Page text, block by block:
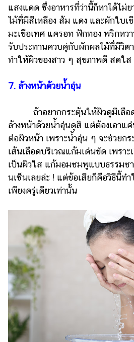
แสงแดด ซึ่งอาหารที่ว่านี้ก็หาได้ไม่
ไม้ที่มีสีเหลือง ส้ม แดง และผักใบเขี
มะเขือเทศ แครอท ฟักทอง พริกหว
รับประทานควบคู่กับผักผลไม้ที่มีวิต
ทำให้ผิวของสาว ๆ สุขภาพดี สดใ
7. ล้างหน้าด้วยน้ำอุ่น
ถ้าอยากกระตุ้นให้ผิวดูมีเลือด
ล้างหน้าด้วยน้ำอุ่นดูสิ แต่ต้องเอา
ต่อผิวหน้า เพราะน้ำอุ่น ๆ จะช่วยก
เส้นเลือดบริเวณแก้มเด่นขัด เพรา
เป็นผิวใส แก้มอมชมพูแบบธรรมช
นเซ็นเลยล่ะ ! แต่ข้อเสียก็คือวิธีนี้
เพียงครู่เดียวเท่านั้น